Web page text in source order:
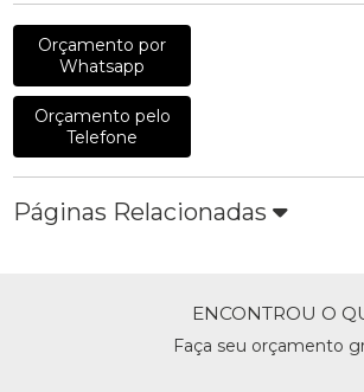
Orçamento por
Whatsapp
Orçamento pelo
Telefone
Páginas Relacionadas
ENCONTROU O
Faça seu orçamento